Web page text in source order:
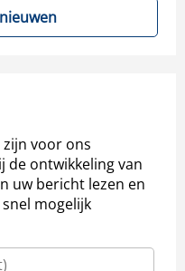
voor ons
de ontwikkeling van
uw bericht lezen en
mogelijk